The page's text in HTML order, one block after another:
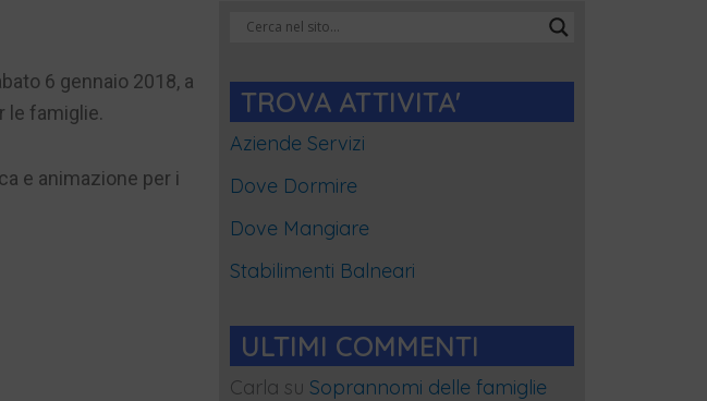
6 gennaio 2018, a
le famiglie.
e animazione per i
TROVA ATTIVITA'
Aziende Servizi
Dove Dormire
Dove Mangiare
Stabilimenti Balneari
ULTIMI COMMENTI
Carla su Soprannomi delle famiglie
Categorie